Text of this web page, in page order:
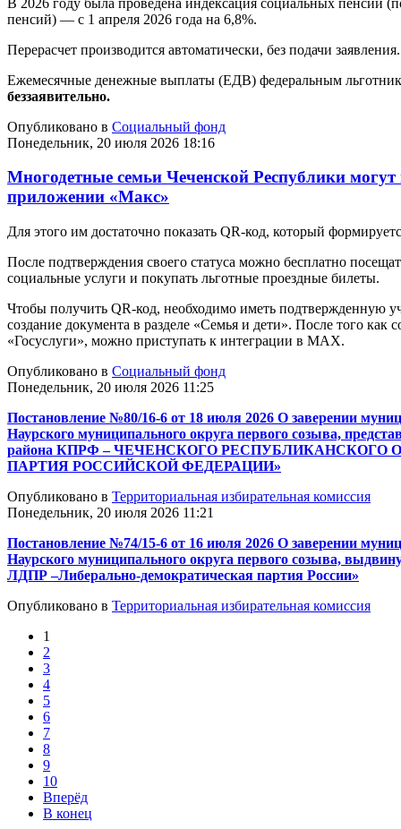
пенсий) — с 1 апреля 2026 года на 6,8%.
Перерасчет производится автоматически, без подачи заявления.
Ежемесячные денежные выплаты (ЕДВ) федеральным
беззаявительно.
Опубликовано в Социальный фонд
Понедельник, 20 июля 2026 18:16
Многодетные семьи Чеченской Республики
приложении «Макс»
Для этого им достаточно показать QR-код, который
После подтверждения своего статуса можно бесплатно
социальные услуги и покупать льготные проездные билеты.
Чтобы получить QR-код, необходимо иметь подтвержденную
создание документа в разделе «Семья и дети». После того как
«Госуслуги», можно приступать к интеграции в MAX.
Опубликовано в Социальный фонд
Понедельник, 20 июля 2026 11:25
Постановление №80/16-6 от 18 июля 2026 О заверении
Наурского муниципального округа первого созыва,
района КПРФ – ЧЕЧЕНСКОГО РЕСПУБЛИКАНСКОГО
ПАРТИЯ РОССИЙСКОЙ ФЕДЕРАЦИИ»
Опубликовано в Территориальная избирательная комиссия
Понедельник, 20 июля 2026 11:21
Постановление №74/15-6 от 16 июля 2026 О заверении
Наурского муниципального округа первого созыва,
ЛДПР –Либерально-демократическая партия России»
Опубликовано в Территориальная избирательная комиссия
1
2
3
4
5
6
7
8
9
10
Вперёд
В конец